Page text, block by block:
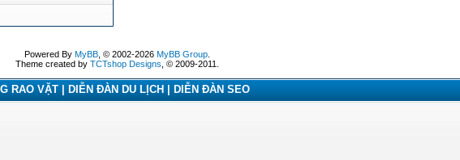
Powered By MyBB, © 2002-2026 MyBB Group.
Theme created by TCTshop Designs , © 2009-2011.
RAO VẶT | DIỄN ĐÀN DU LỊCH | DIỄN ĐÀN SEO